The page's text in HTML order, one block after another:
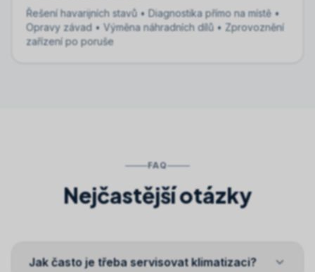
Řešení havarijních stavů • Diagnostika přímo na místě •
Opravy závad • Výměna náhradních dílů • Zprovoznění
zařízení po poruše
FAQ
Nejčastější otázky
Jak často je třeba servisovat klimatizaci?